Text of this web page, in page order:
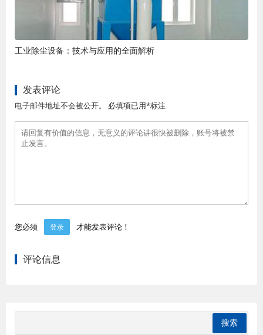
工业除尘设备：技术与应用的全面解析
发表评论
电子邮件地址不会被公开。 必填项已用*标注
您必须 登录 才能发表评论！
评论信息